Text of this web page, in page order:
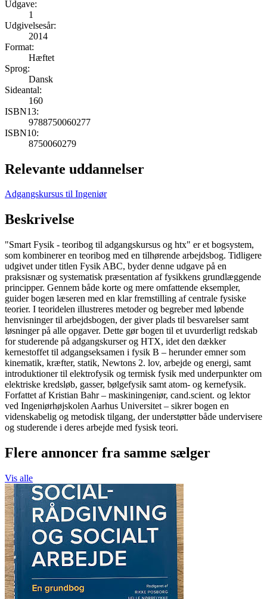
Udgave:
1
Udgivelsesår:
2014
Format:
Hæftet
Sprog:
Dansk
Sideantal:
160
ISBN13:
9788750060277
ISBN10:
8750060279
Relevante uddannelser
Adgangskursus til Ingeniør
Beskrivelse
"Smart Fysik - teoribog til adgangskursus og htx" er et bogsystem,
som kombinerer en teoribog med en tilhørende arbejdsbog. Tidligere
udgivet under titlen Fysik ABC, byder denne udgave på en
praksisnær og systematisk præsentation af fysikkens grundlæggende
principper. Gennem både korte og mere omfattende eksempler,
guider bogen læseren med en klar fremstilling af centrale fysiske
teorier. I teoridelen illustreres metoder og begreber med løbende
henvisninger til arbejdsbogen, der giver plads til besvarelser samt
løsninger på alle opgaver. Dette gør bogen til et uvurderligt redskab
for studerende på adgangskurser og HTX, idet den dækker
kernestoffet til adgangseksamen i fysik B – herunder emner som
kinematik, kræfter, statik, Newtons 2. lov, arbejde og energi, samt
introduktioner til elektrofysik og termisk fysik med underpunkter om
elektriske kredsløb, gasser, bølgefysik samt atom- og kernefysik.
Forfattet af Kristian Bahr – maskiningeniør, cand.scient. og lektor
ved Ingeniørhøjskolen Aarhus Universitet – sikrer bogen en
videnskabelig og metodisk tilgang, der understøtter både undervisere
og studerende i deres arbejde med fysisk teori.
Flere annoncer fra samme sælger
Vis alle